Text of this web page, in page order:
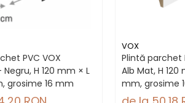
PVC VOX
H 120 mm × L
grosime 16 mm
VOX
Plintă parchet
Alb Mat, H
mm, grosime